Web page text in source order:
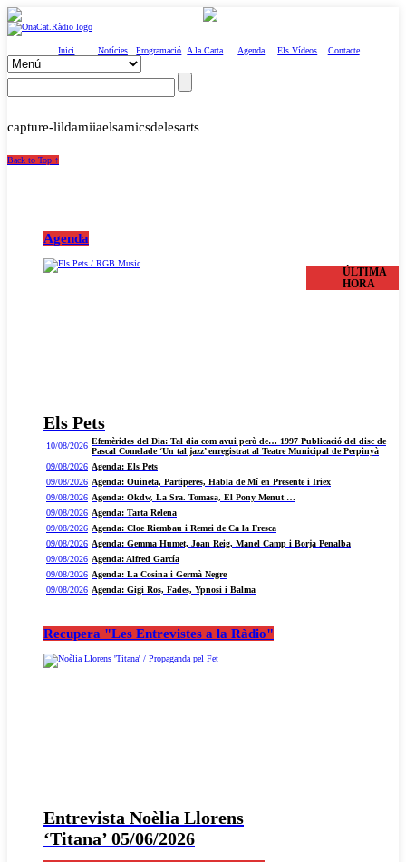
Inici Notícies Programació A la Carta Agenda Els Vídeos Contacte
capture-lildamiiaelsamicsdelesarts
Back to Top ↑
Agenda
Els Pets
ÚLTIMA
HORA
10/08/2026 Efemèrides del Dia: Tal dia com avui però de… 1997 Publicació del disc de
Pascal Comelade ‘Un tal jazz’ enregistrat al Teatre Municipal de Perpinyà
09/08/2026 Agenda: Els Pets
09/08/2026 Agenda: Ouineta, Partiperes, Habla de Mí en Presente i Iriex
09/08/2026 Agenda: Okdw, La Sra. Tomasa, El Pony Menut …
09/08/2026 Agenda: Tarta Relena
09/08/2026 Agenda: Cloe Riembau i Remei de Ca la Fresca
09/08/2026 Agenda: Gemma Humet, Joan Reig, Manel Camp i Borja Penalba
09/08/2026 Agenda: Alfred García
09/08/2026 Agenda: La Cosina i Germà Negre
09/08/2026 Agenda: Gigi Ros, Fades, Ypnosi i Balma
Recupera "Les Entrevistes a la Ràdio"
Entrevista Noèlia Llorens
‘Titana’ 05/06/2026